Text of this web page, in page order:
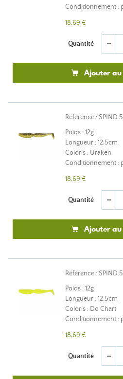
Conditionnement :
18,69 €
Quantité remove
Ajouter
Référence : SPIND
Poids : 12g
Longueur : 12,5cm
Coloris : Uraken
Conditionnement :
18,69 €
Quantité remove
Ajouter
Référence : SPIND
Poids : 12g
Longueur : 12,5cm
Coloris : Do Chart
Conditionnement :
18,69 €
Quantité remove